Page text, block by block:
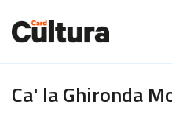
Ca' la Ghironda